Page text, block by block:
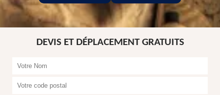
DEVIS ET DÉPLACEMENT GRATUITS